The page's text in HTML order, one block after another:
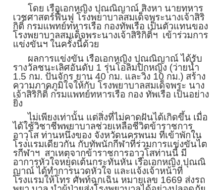
โดย เรือเอกหญิง ปุณณิญาณ์ สิงหา นายทหาร
เวชศาสตร์ฟื้นฟู โรงพยาบาลสมเด็จพระนางเจ้าสิริ
กิติ์ กรมแพทย์ทหารเรือ กองทัพเรือ เป็นตัวแทนของ
โรงพยาบาลสมเด็จพระนางเจ้าสิริกิติ์ฯ เข้าร่วมการ
แข่งขันฯ ในครั้งนี้ด้วย
ผลการแข่งขัน เรือเอกหญิง ปุณณิญาณ์ ได้รับ
รางวัลชนะเลิศอันดับ 1 รุ่นโอลิมปิกหญิง (ว่ายน้ำ
1.5 กม. ปั่นจักร ยาน 40 กม. และวิ่ง 10 กม.) สร้าง
ความภาคภูมิใจให้กับ โรงพยาบาลสมเด็จพระ นาง
เจ้าสิริกิติ์ กรมแพทย์ทหารเรือ กอง ทัพเรือ เป็นอย่าง
ยิ่ง
ไม่เพียงเท่านั้น แต่สิ่งที่ไม่คาดฝันได้เกิดขึ้น เมื่อ
ได้ใช้วิชาชีพพยาบาลช่วยเหลือชีวิตข้าราชการ
อาวุโส ท่านหนึ่งของ จังหวัดนครพนม ที่เข้าพักใน
โรงแรมเดียวกัน กับทัพนักกีฬาที่ร่วมการแข่งขันไต
รกีฬาฯ สาเหตุจากข้าราชการอาวุโสท่านนี้ มี
อาการหัวใจหยุดเต้นกระทันหัน เรือเอกหญิง ปุณณิ
ญาณ์ ได้ทำการนวดหัวใจ และแจ้งเจ้าหน้าที่
โรงแรมให้โทร ศัพท์ฉุกเฉิน หมายเลข 1669 ส่งรถ